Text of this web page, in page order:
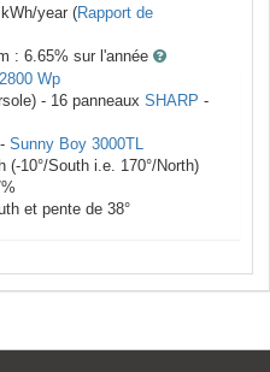
kWh/year (Rapport de
: 6.65% sur l'année
2800 Wp
- 16 panneaux SHARP -
Sunny Boy 3000TL
(-10°/South i.e. 170°/North)
%
et pente de 38°